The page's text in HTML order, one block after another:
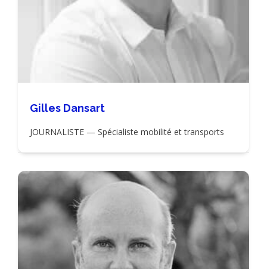
Gilles Dansart
JOURNALISTE — Spécialiste mobilité et transports